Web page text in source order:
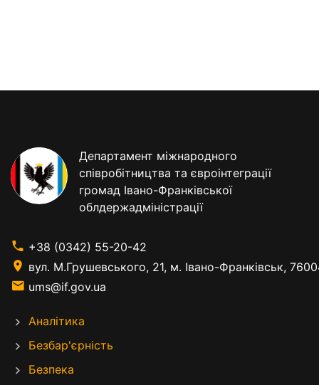
Департамент міжнародного
співробітництва та євроінтеграції
громад Івано-Франківської
облдержадміністрації
+38 (0342) 55-20-42
вул. М.Грушевського, 21, м. Івано-Франківськ,
ums@if.gov.ua
Аналітика
Безбар'єрність
Безпека